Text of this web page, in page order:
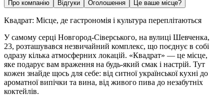
Про компанію Відгуки Оголошення Це ваше місце?
Квадрат: Місце, де гастрономія і культура переплітаються
У самому серці Новгород-Сіверського, на вулиці Шевченка,
23, розташувався незвичайний комплекс, що поєднує в собі
одразу кілька атмосферних локацій. «Квадрат» — це місце,
яке подарує вам враження на будь-який смак і настрій. Тут
кожен знайде щось для себе: від ситної української кухні до
ароматної випічки та вина, від живого пива до незабутніх
коктейлів.